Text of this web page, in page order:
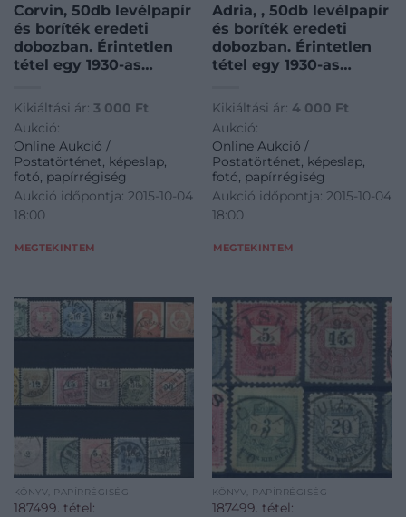
Corvin, 50db levélpapír
és boríték eredeti
dobozban. Érintetlen
tétel egy 1930-as
papírkereskedés
/ CORVIN 50 pieces of
letter paper and cover
in original box.
Untouched item from a
30s paper shop !
Kikiáltási ár: 3 000 Ft
Aukció:
Online Aukció /
Postatörténet, képeslap,
fotó, papírrégiség
Aukció időpontja: 2015-10-04
18:00
MEGTEKINTEM
Adria, , 50db levélpapír
és boríték eredeti
dobozban. Érintetlen
tétel egy 1930-as
papírkereskedés
/ ADRIA 50 pieces
letter paper and cover
in original box,
untouched item from a
30s paper shop 20*15*5
Kikiáltási ár: 4 000 Ft
Aukció:
Online Aukció /
Postatörténet, képeslap,
fotó, papírrégiség
Aukció időpontja: 2015-10-04
18:00
MEGTEKINTEM
KÖNYV, PAPÍRRÉGISÉG
187499. tétel:
KÖNYV, PAPÍRRÉGISÉG
187499. tétel: